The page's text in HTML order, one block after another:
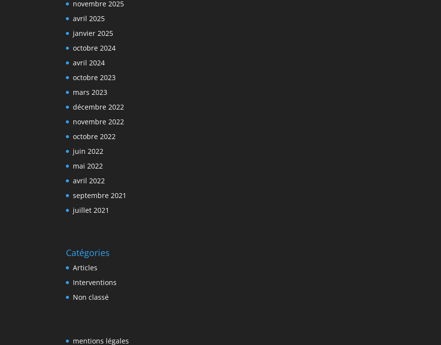
novembre 2025
avril 2025
janvier 2025
octobre 2024
avril 2024
octobre 2023
mars 2023
décembre 2022
novembre 2022
octobre 2022
juin 2022
mai 2022
avril 2022
septembre 2021
juillet 2021
Catégories
Articles
Interventions
Non classé
mentions légales